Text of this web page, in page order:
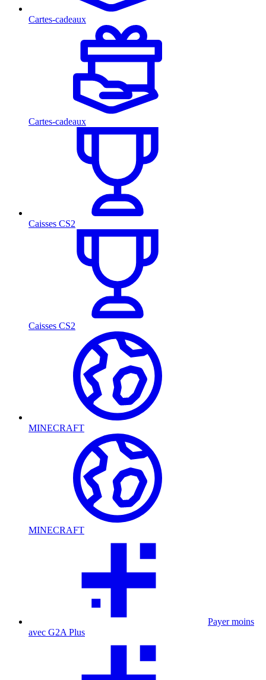
Cartes-cadeaux
Cartes-cadeaux
Caisses CS2
Caisses CS2
MINECRAFT
MINECRAFT
Payer moins
avec G2A Plus